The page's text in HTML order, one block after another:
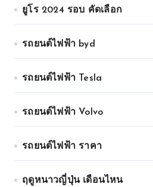
ยูโร 2024 รอบ คัดเลือก
รถยนต์ไฟฟ้า byd
รถยนต์ไฟฟ้า Tesla
รถยนต์ไฟฟ้า Volvo
รถยนต์ไฟฟ้า ราคา
ฤดูหนาวญี่ปุ่น เดือนไหน